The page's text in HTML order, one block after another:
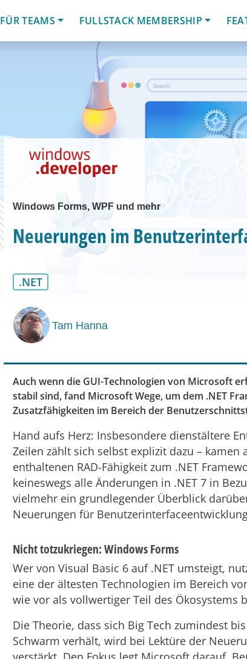
FÜR TEAMS
FULLSTACK MEMBERSHIP
Windows Forms, WPF und mehr
Neuerungen im
.NET
Tam Hanna
Auch wenn die GUI-Technologien von Microsoft
stabil sind, fand Microsoft Wege, um dem .NET
Zusatzfähigkeiten im Bereich der
Hand aufs Herz: Insbesondere dienstältere
Zeilen zählt sich selbst explizit dazu – kamen
enthaltenen RAD-Fähigkeit zum .NET
keineswegs alle Änderungen in .NET 7 in
vielmehr ein grundlegender Überblick
Neuerungen für
Nicht totzukriegen: Windows Forms
Wer von Visual Basic 6 auf .NET umsteigt,
eine der ältesten Technologien im Bereich
wie vor als vollwertiger Teil des Ökosystems
Die Theorie, dass sich Big Tech zumindest
Schwarm verhält, wird bei Lektüre der